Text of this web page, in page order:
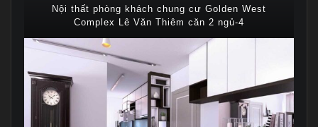
Nội thất phòng khách chung cư Golden West
Complex Lê Văn Thiêm căn 2 ngủ-4